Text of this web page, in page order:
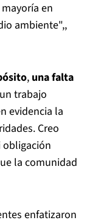
en
ambiente",,
, una falta
trabajo
evidencia la
Creo
la comunidad
enfatizaron